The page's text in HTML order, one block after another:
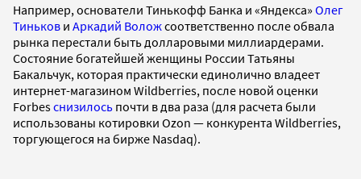
Например, основатели Тинькофф Банка и «Яндекса» Олег
Тиньков и Аркадий Воложсоответственно после обвала
рынка перестали быть долларовыми миллиардерами.
Состояние богатейшей женщины России Татьяны
Бакальчук, которая практически единолично владеет
интернет-магазином Wildberries, после новой оценки
Forbesснизилось почти в два раза (для расчета были
использованы котировки Ozon — конкурента Wildberries,
торгующегося на бирже Nasdaq).